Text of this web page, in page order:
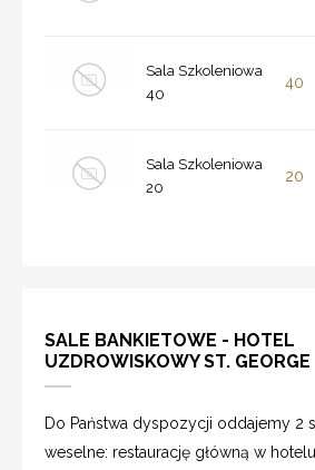
Sala Szkoleniowa
40
40
Sala Szkoleniowa
20
20
SALE BANKIETOWE - HOTEL
UZDROWISKOWY ST. GEORGE
Do Państwa dyspozycji oddajemy 2
weselne: restaurację główną w